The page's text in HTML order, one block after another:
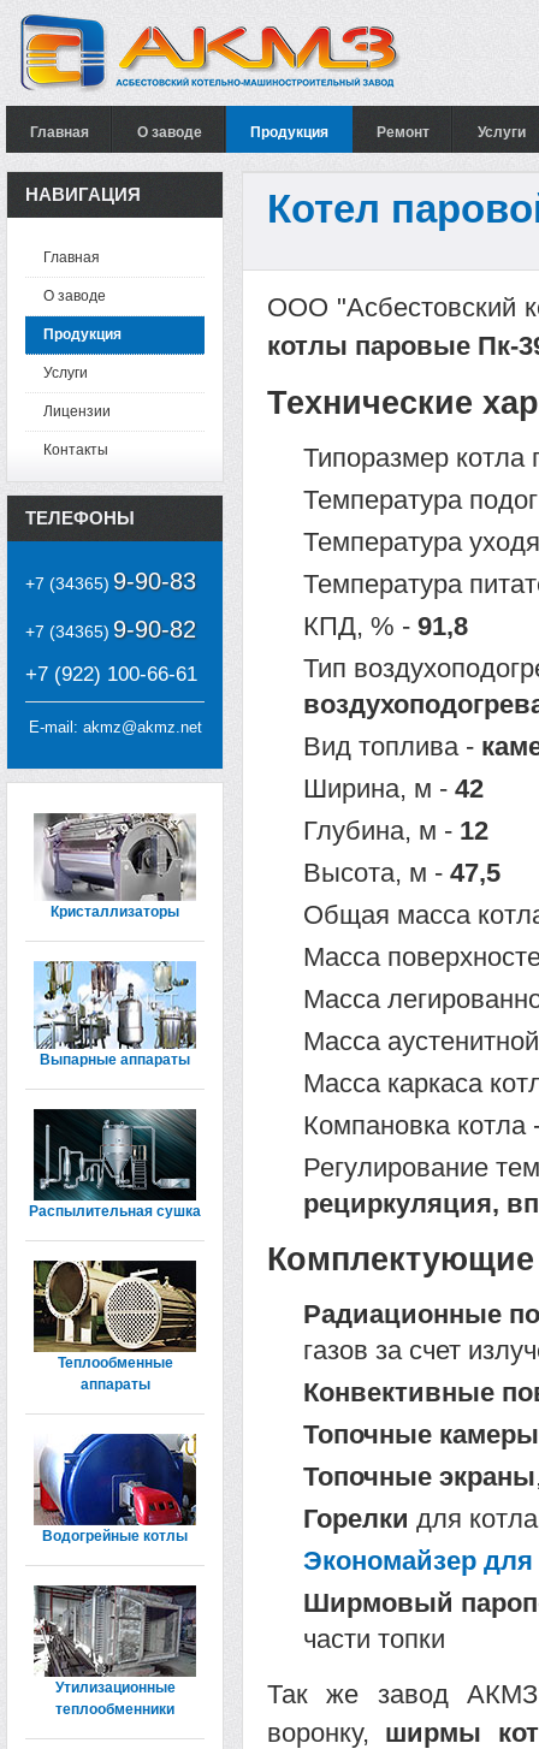
Главная О заводе Продукция Ремонт Услуги
Котел
ООО "Асбестовский
котлы паровые Пк-
Технические
Типоразмер
Температура
Температура
Температура
КПД, % - 91,8
Тип
Вид топлива -
Ширина, м - 42
Глубина, м - 12
Высота, м - 47,5
Общая масса
Масса
Масса
Масса
Масса каркаса
Компановка котла
Регулирование
рециркуляция,
Комплектующие
Радиационные
газов за счет
Конвективные
Топочные камеры
Топочные экраны
Горелки для котла
Экономайзер для
Ширмовый
части топки
Так же завод
воронку, ширмы
НАВИГАЦИЯ
Главная
О заводе
Продукция
Услуги
Лицензии
Контакты
ТЕЛЕФОНЫ
+7 (34365) 9-90-83
+7 (34365) 9-90-82
+7 (922) 100-66-61
E-mail: akmz@akmz.net
Кристаллизаторы
Выпарные аппараты
Распылительная сушка
Теплообменные
аппараты
Водогрейные котлы
Утилизационные
теплообменники